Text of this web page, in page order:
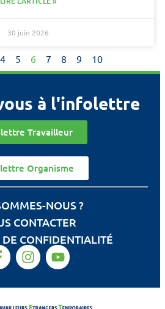
30 juin 2026
4 5 6 7 8 9 10
à l'infolettre
Travailleur
Organisme
NOUS ?
CONTACTER
CONFIDENTIALITÉ